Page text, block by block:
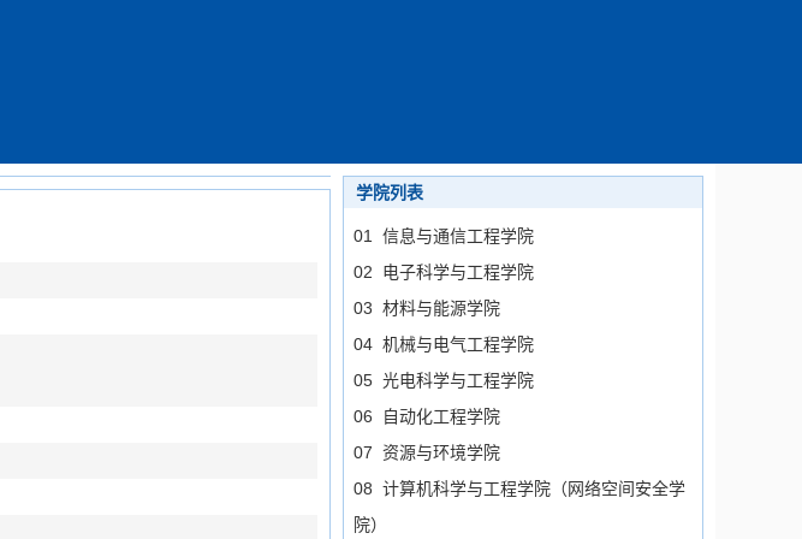
学院列表
01 信息与通信工程学院
02 电子科学与工程学院
03 材料与能源学院
04 机械与电气工程学院
05 光电科学与工程学院
06 自动化工程学院
07 资源与环境学院
08 计算机科学与工程学院（网络空间安全学
院）